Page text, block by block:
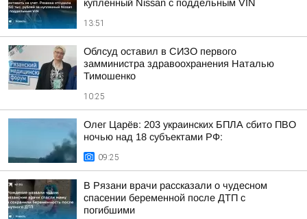
купленный Nissan с поддельным VIN
13:51
Облсуд оставил в СИЗО первого
замминистра здравоохранения Наталью
Тимошенко
10:25
Олег Царёв: 203 украинских БПЛА сбито ПВО
ночью над 18 субъектами РФ:
09:25
В Рязани врачи рассказали о чудесном
спасении беременной после ДТП с
погибшими